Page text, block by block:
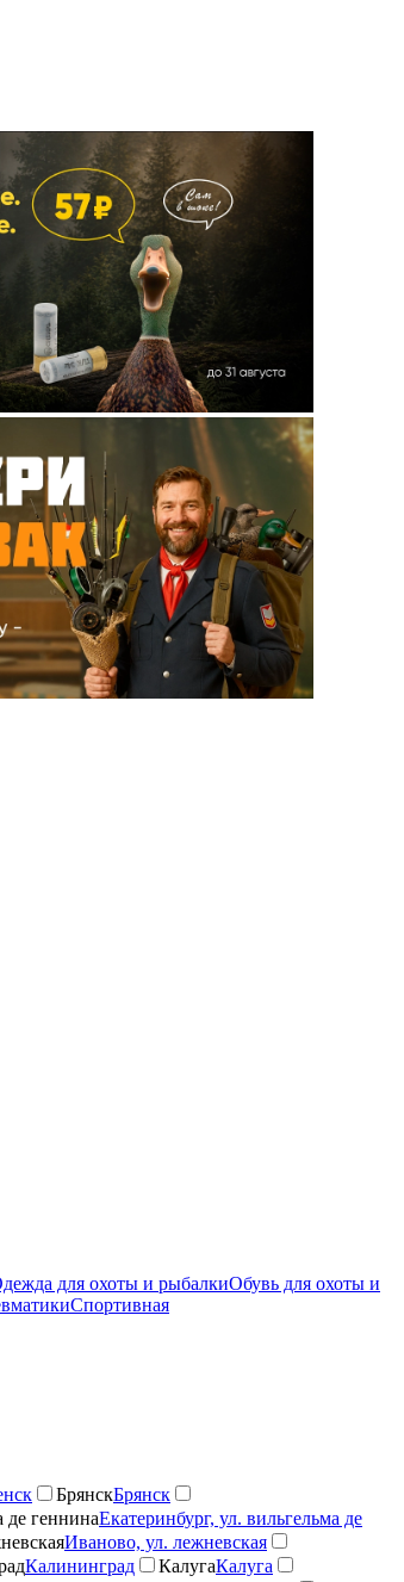
для охоты и рыбалкиОбувь для охоты и
Спортивная
БрянскБрянск
де геннинаЕкатеринбург, ул. вильгельма де
Иваново, ул. лежневская
Калининград КалугаКалуга